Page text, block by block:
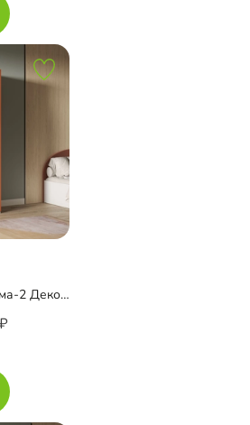
Распашной шкаф Лесама-2 Декор 1